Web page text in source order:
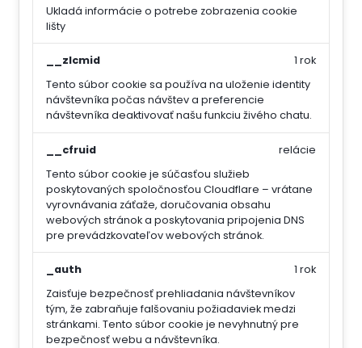
Ukladá informácie o potrebe zobrazenia cookie
lišty
__zlcmid
Tento súbor cookie sa používa na uloženie identity
návštevníka počas návštev a preferencie
návštevníka deaktivovať našu funkciu živého chatu.
1 rok
__cfruid
Tento súbor cookie je súčasťou služieb
poskytovaných spoločnosťou Cloudflare – vrátane
vyrovnávania záťaže, doručovania obsahu
webových stránok a poskytovania pripojenia DNS
pre prevádzkovateľov webových stránok.
relácie
_auth
Zaisťuje bezpečnosť prehliadania návštevníkov
tým, že zabraňuje falšovaniu požiadaviek medzi
stránkami. Tento súbor cookie je nevyhnutný pre
bezpečnosť webu a návštevníka.
1 rok